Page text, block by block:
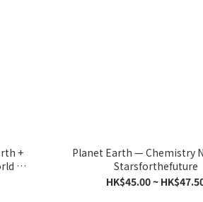
+
—
Planet Earth — Chemistry
Starsforthefuture
HK$45.00 ~